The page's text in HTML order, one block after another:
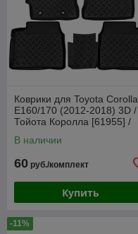
Коврики для Toyota Corolla
E160/170 (2012-2018) 3D /
Тойота Королла [61955] /
В наличии
60 руб./комплект
Купить
-11%